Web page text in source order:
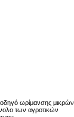
ωρίμανσης μικρών
των αγροτικών